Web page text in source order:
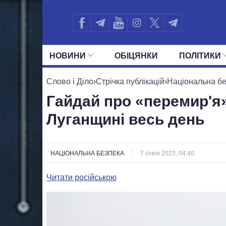
НОВИНИ ОБIЦЯНКИ ПОЛIТИКИ
УСІ ПОЛІТИКИ ПРЕЗИДЕНТ І
Слово і Діло›Стрічка публікацій›Національна
Гайдай про
Луганщині весь день
НАЦІОНАЛЬНА БЕЗПЕКА 7 січня 2023, 04:40
Читати російською